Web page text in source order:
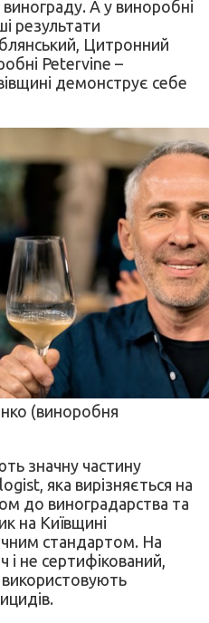
А у виноробні
результати
Цитронний
Petervine –
демонструє себе
(виноробня
значну частину
яка вирізняється на
до виноградарства та
на Київщині
стандартом. На
не сертифікований,